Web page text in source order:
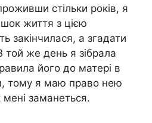
стільки років, я
життя з цією
закінчилася, а згадати
той же день я зібрала
його до матері в
тому я маю право нею
заманеться.